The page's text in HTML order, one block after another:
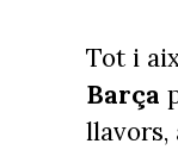
Tot i
Barça